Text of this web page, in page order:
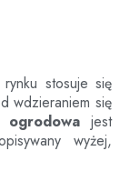
stosuje się
wdzieraniem się
ogrodowa jest
wyżej,